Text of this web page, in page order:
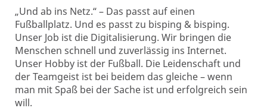
„Und ab ins Netz.“ – Das passt auf einen
Fußballplatz. Und es passt zu bisping & bisping.
Unser Job ist die Digitalisierung. Wir bringen die
Menschen schnell und zuverlässig ins Internet.
Unser Hobby ist der Fußball. Die Leidenschaft und
der Teamgeist ist bei beidem das gleiche – wenn
man mit Spaß bei der Sache ist und erfolgreich sein
will.